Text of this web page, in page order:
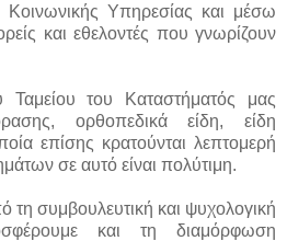
Υπηρεσίας και μέσω
και εθελοντές που γνωρίζουν
του Καταστήματός μας
ορθοπεδικά είδη, είδη
επίσης κρατούνται λεπτομερή
σε αυτό είναι πολύτιμη.
τη συμβουλευτική και ψυχολογική
και τη διαμόρφωση